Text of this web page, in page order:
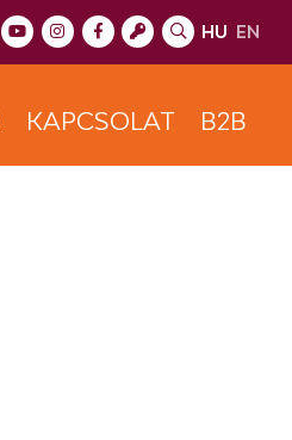
HU EN
KAPCSOLAT B2B